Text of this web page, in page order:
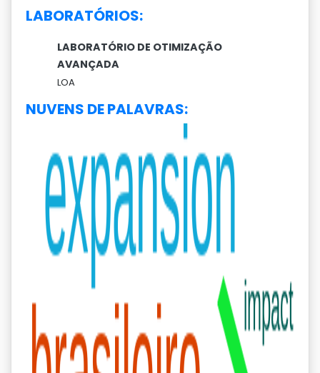
LABORATÓRIOS:
LABORATÓRIO DE OTIMIZAÇÃO
AVANÇADA
LOA
NUVENS DE PALAVRAS: